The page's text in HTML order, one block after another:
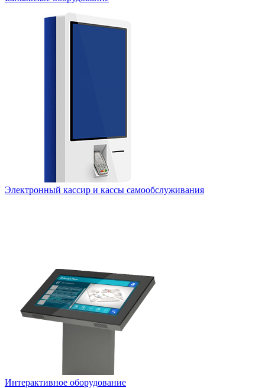
Электронный кассир и кассы самообслуживания
Интерактивное оборудование